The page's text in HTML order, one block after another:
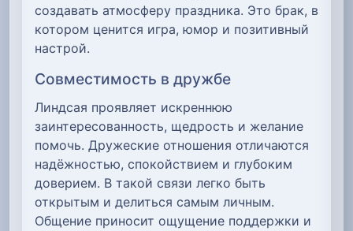
создавать атмосферу праздника. Это брак, в
котором ценится игра, юмор и позитивный
настрой.
Совместимость в дружбе
Линдсая проявляет искреннюю
заинтересованность, щедрость и желание
помочь. Дружеские отношения отличаются
надёжностью, спокойствием и глубоким
доверием. В такой связи легко быть
открытым и делиться самым личным.
Общение приносит ощущение поддержки и